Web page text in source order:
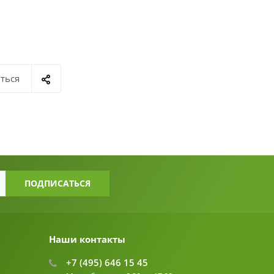
Наши контакты
+7 (495) 646 15 45